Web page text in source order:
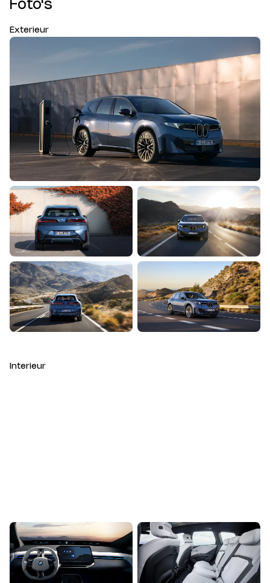
Foto's
Exterieur
Interieur